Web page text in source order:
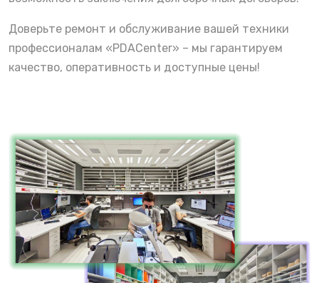
Доверьте ремонт и обслуживание вашей техники
профессионалам «PDACenter» – мы гарантируем
качество, оперативность и доступные цены!